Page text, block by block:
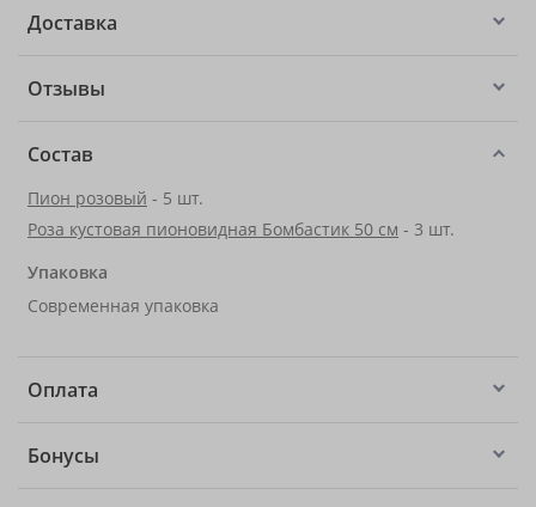
Доставка
Отзывы
Состав
Пион розовый - 5 шт.
Роза кустовая пионовидная Бомбастик 50 см - 3 шт.
Упаковка
Современная упаковка
Оплата
Бонусы